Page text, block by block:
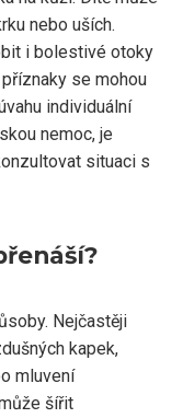
nebo uších.
i bolestivé otoky
se mohou
individuální
nemoc, je
situaci s
Nejčastěji
kapek,
mluvení
šířit